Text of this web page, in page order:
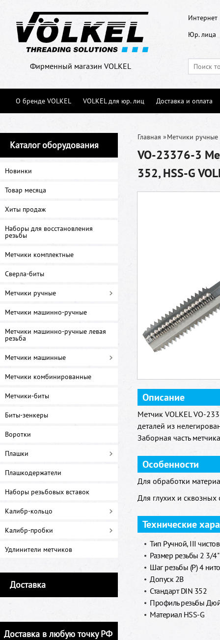
Фирменный магазин VOLKEL
Интернет
Юр. лица
О бренде VOLKEL VOLKEL для юр. лиц Доставка и оплата
Каталог оборудования
Новинки
Товар месяца
Хиты продаж
Наборы для восстановления
резьбы
Метчики комплектные
Сверла-биты
Метчики ручные
Метчики машинно-ручные
Метчики машинно-ручные левая
резьба
Метчики машинные
Метчики комбинированные
Метчики-биты
Биты-зенкеры
Воротки
Плашки
Плашкодержатели
Наборы резьбовых вставок
Калибр-кольцо
Калибр-пробки
Удлинители метчиков
Доставка
Доставка в любую точку РФ
Главная »Метчики ручные
VO-23376-3
352, HSS-G
Описание
Метчик VOLKEL VO-
деталей из
Заборная часть
Особенности
Для обработки
Для глухих и сквозных
Технические
Тип Ручной, III
Размер резьбы 2 3/4"
Шаг резьбы (Р) 4
Допуск 2B
Стандарт DIN 352
Профиль резьбы
Материал HSS-G